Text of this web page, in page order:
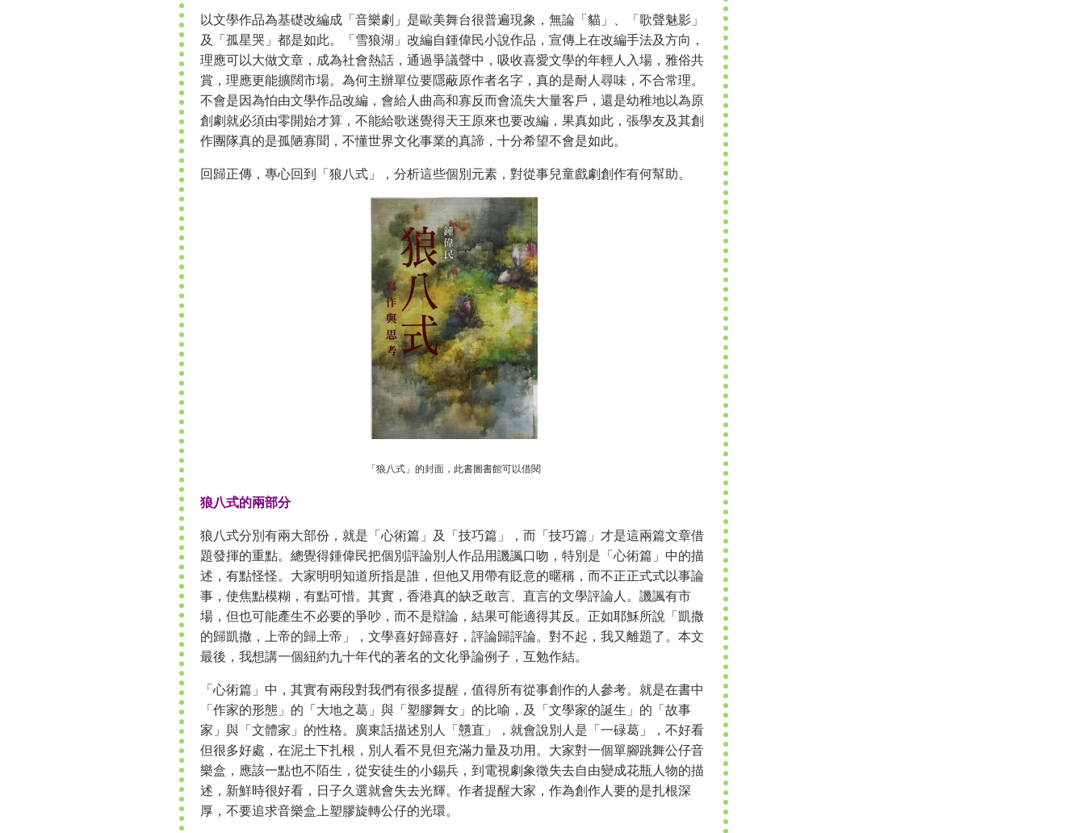
以文學作品為基礎改編成「音樂劇」是歐美舞台很普遍現象，無論「貓」、「歌聲魅影」
及「孤星哭」都是如此。「雪狼湖」改編自鍾偉民小說作品，宣傳上在改編手法及方向，
理應可以大做文章，成為社會熱話，通過爭議聲中，吸收喜愛文學的年輕人入場，雅俗共
賞，理應更能擴闊市場。為何主辦單位要隱蔽原作者名字，真的是耐人尋味，不合常理。
不會是因為怕由文學作品改編，會給人曲高和寡反而會流失大量客戶，還是幼稚地以為原
創劇就必須由零開始才算，不能給歌迷覺得天王原來也要改編，果真如此，張學友及其創
作團隊真的是孤陋寡聞，不懂世界文化事業的真諦，十分希望不會是如此。
回歸正傳，專心回到「狼八式」，分析這些個別元素，對從事兒童戲劇創作有何幫助。
「狼八式」的封面，此書圖書館可以借閱
狼八式的兩部分
狼八式分別有兩大部份，就是「心術篇」及「技巧篇」，而「技巧篇」才是這兩篇文章借
題發揮的重點。總覺得鍾偉民把個別評論別人作品用譏諷口吻，特別是「心術篇」中的描
述，有點怪怪。大家明明知道所指是誰，但他又用帶有貶意的暱稱，而不正正式式以事論
事，使焦點模糊，有點可惜。其實，香港真的缺乏敢言、直言的文學評論人。譏諷有市
場，但也可能產生不必要的爭吵，而不是辯論，結果可能適得其反。正如耶穌所說「凱撒
的歸凱撒，上帝的歸上帝」，文學喜好歸喜好，評論歸評論。對不起，我又離題了。本文
最後，我想講一個紐約九十年代的著名的文化爭論例子，互勉作結。
「心術篇」中，其實有兩段對我們有很多提醒，值得所有從事創作的人參考。就是在書中
「作家的形態」的「大地之葛」與「塑膠舞女」的比喻，及「文學家的誕生」的「故事
家」與「文體家」的性格。廣東話描述別人「戇直」，就會說別人是「一碌葛」，不好看
但很多好處，在泥土下扎根，別人看不見但充滿力量及功用。大家對一個單腳跳舞公仔音
樂盒，應該一點也不陌生，從安徒生的小錫兵，到電視劇象徵失去自由變成花瓶人物的描
述，新鮮時很好看，日子久選就會失去光輝。作者提醒大家，作為創作人要的是扎根深
厚，不要追求音樂盒上塑膠旋轉公仔的光環。